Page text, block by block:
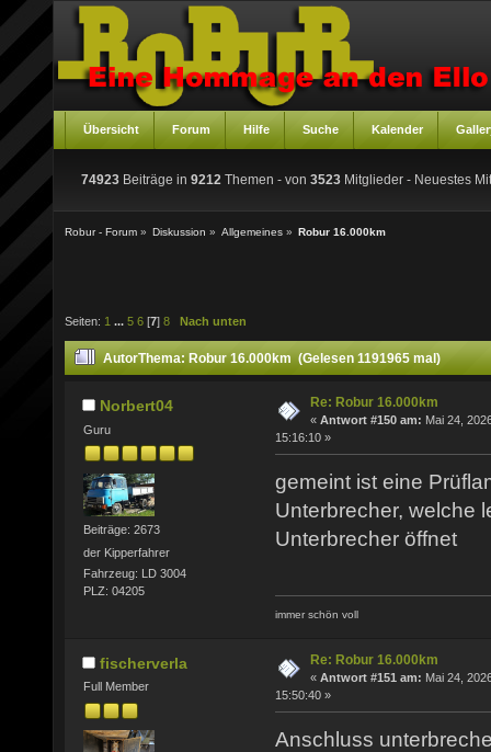
Übersicht Forum Hilfe Suche Kalender
74923 Beiträge in 9212 Themen - von 3523 Mitglieder - Neuestes
Robur - Forum » Diskussion » Allgemeines » Robur 16.000km
Seiten: 1 ... 5 6 [7] 8 Nach unten
AutorThema: Robur 16.000km (Gelesen 1191965 mal)
Norbert04
Guru
Beiträge: 2673
der Kipperfahrer
Fahrzeug: LD 3004
PLZ: 04205
Re: Robur 16.000km
« Antwort #150 am: Mai 24,
15:16:10 »
gemeint ist eine
Unterbrecher, welche
Unterbrecher öffnet
immer schön voll
fischerverla
Full Member
Re: Robur 16.000km
« Antwort #151 am: Mai 24,
15:50:40 »
Anschluss